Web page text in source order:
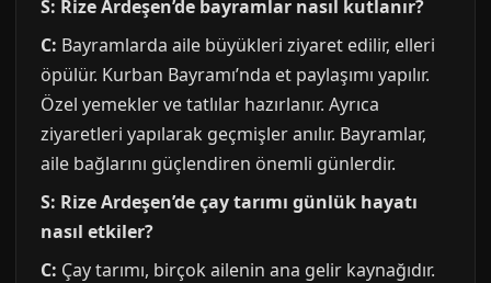
S: Rize Ardeşen’de bayramlar nasıl kutlanır?
C: Bayramlarda aile büyükleri ziyaret edilir, elleri
öpülür. Kurban Bayramı’nda et paylaşımı yapılır.
Özel yemekler ve tatlılar hazırlanır. Ayrıca
ziyaretleri yapılarak geçmişler anılır. Bayramlar,
aile bağlarını güçlendiren önemli günlerdir.
S: Rize Ardeşen’de çay tarımı günlük hayatı
nasıl etkiler?
C: Çay tarımı, birçok ailenin ana gelir kaynağıdır.